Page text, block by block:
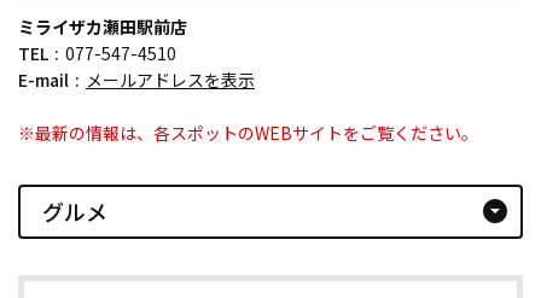
ミライザカ瀬田駅前店
TEL
077-547-4510
E-mail
メールアドレスを表示
※最新の情報は、各スポットのWEBサイトをご覧ください。
グルメ arrow_drop_down_circle